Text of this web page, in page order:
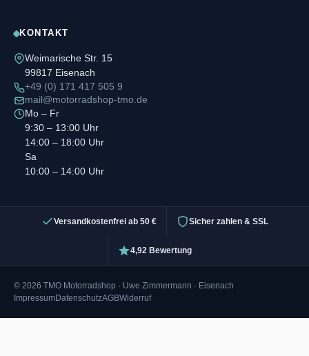
KONTAKT
Weimarische Str. 15
99817 Eisenach
+49 (0) 171 417 505 9
mail@motorradshop-tmo.de
Mo – Fr
9:30 – 13:00 Uhr
14:00 – 18:00 Uhr
Sa
10:00 – 14:00 Uhr
Versandkostenfrei ab 50 € Sicher zahlen & SSL
4,92 Bewertung
© 2026 TMO Motorradshop · Uwe Zimmermann · Eisenach
ImpressumDatenschutzAGBWiderruf